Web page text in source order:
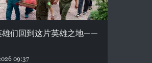
雄们回到这片英雄之地——
09:37